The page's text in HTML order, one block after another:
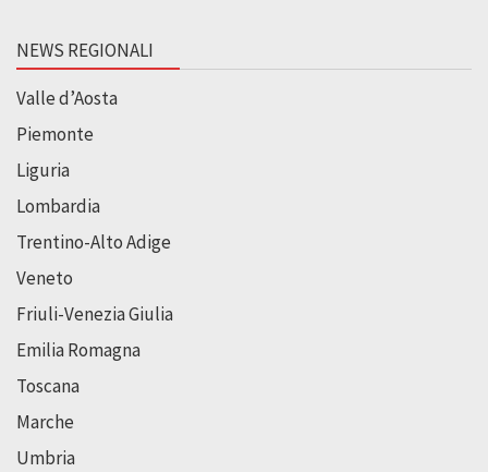
NEWS REGIONALI
Valle d’Aosta
Piemonte
Liguria
Lombardia
Trentino-Alto Adige
Veneto
Friuli-Venezia Giulia
Emilia Romagna
Toscana
Marche
Umbria